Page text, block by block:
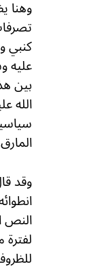
وهنا
كنبي
عليه
بين
الله
وقد
النص